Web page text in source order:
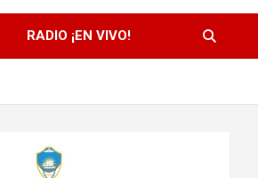
RADIO ¡EN VIVO!